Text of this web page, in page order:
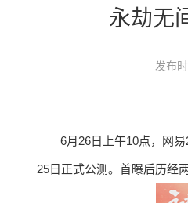
永劫无
发布
6月26日上午10点，网
25日正式公测。首曝后历经